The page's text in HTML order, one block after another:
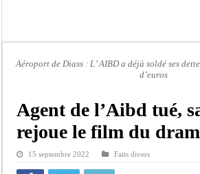
Scandale de pédophilie, acte contre nature : Un
Affaire Farba Ngom : La balle, dans le camp du
Succession de Pape Thiaw : la bombe à
Baisse des réserves de sang : au CNTS de Dakar,
Aéroport de Diass : L’ AIBD a déjà soldé ses
d’euros
Agent de l’Aibd tué,
rejoue le film du
15 septembre 2022 Faits divers